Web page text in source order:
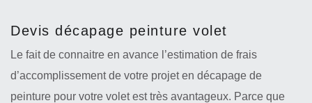
Devis décapage peinture volet
Le fait de connaitre en avance l’estimation de frais
d’accomplissement de votre projet en décapage de
peinture pour votre volet est très avantageux. Parce que